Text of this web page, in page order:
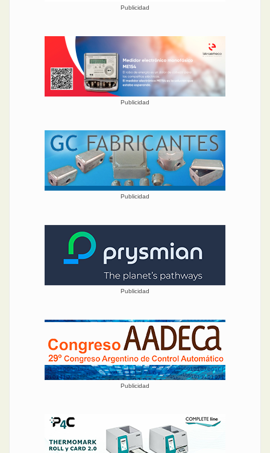
Publicidad
Publicidad
Publicidad
Publicidad
Publicidad